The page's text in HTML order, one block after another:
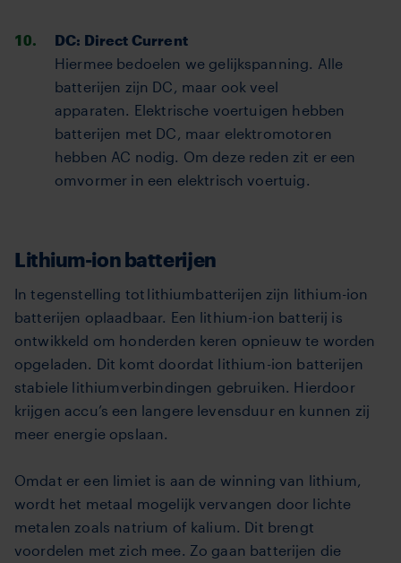
DC: Direct Current
Hiermee bedoelen we gelijkspanning. Alle
batterijen zijn DC, maar ook veel
apparaten. Elektrische voertuigen hebben
batterijen met DC, maar elektromotoren
hebben AC nodig. Om deze reden zit er een
omvormer in een elektrisch voertuig.
Lithium-ion batterijen
In tegenstelling tot lithiumbatterijen zijn lithium-ion
batterijen oplaadbaar. Een lithium-ion batterij is
ontwikkeld om honderden keren opnieuw te worden
opgeladen. Dit komt doordat lithium-ion batterijen
stabiele lithiumverbindingen gebruiken. Hierdoor
krijgen accu’s een langere levensduur en kunnen zij
meer energie opslaan.
Omdat er een limiet is aan de winning van lithium,
wordt het metaal mogelijk vervangen door lichte
metalen zoals natrium of kalium. Dit brengt
voordelen met zich mee. Zo gaan batterijen die